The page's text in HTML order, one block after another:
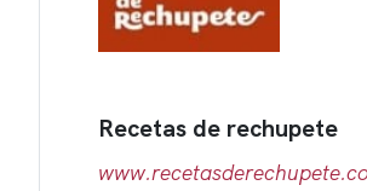
Recetas de rechupete